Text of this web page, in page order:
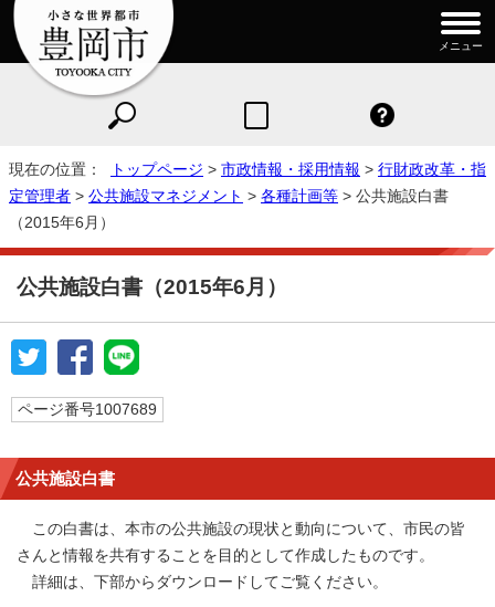
メニュー
現在の位置： トップページ > 市政情報・採用情報 > 行財政改革・指
定管理者 > 公共施設マネジメント > 各種計画等 > 公共施設白書
（2015年6月）
公共施設白書（2015年6月）
ページ番号1007689
公共施設白書
この白書は、本市の公共施設の現状と動向について、市民の皆
さんと情報を共有することを目的として作成したものです。
詳細は、下部からダウンロードしてご覧ください。